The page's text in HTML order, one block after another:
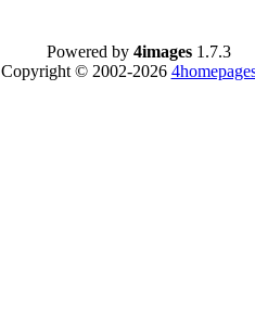
Powered by 4images 1.7.3
Copyright © 2002-2026